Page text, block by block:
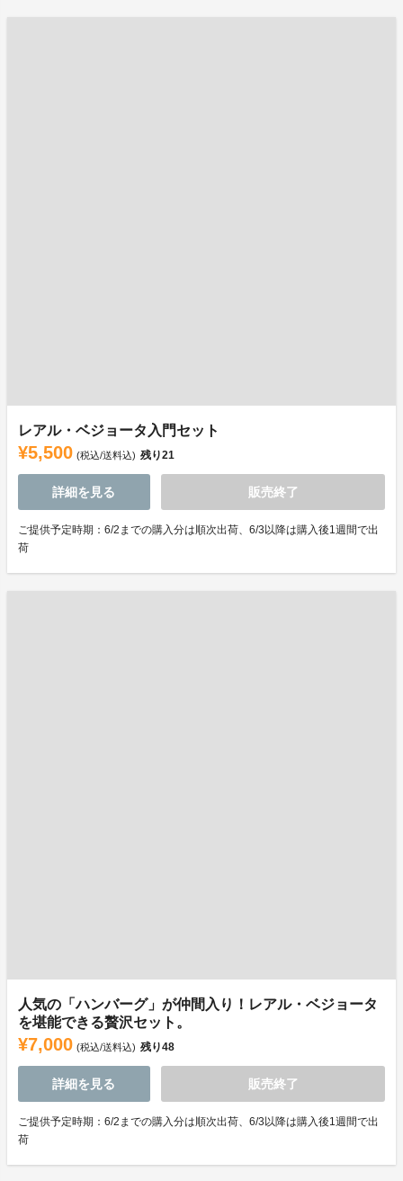
レアル・ベジョータ入門セット
¥5,500 (税込/送料込) 残り21
詳細を見る 販売終了
ご提供予定時期：6/2までの購入分は順次出荷、6/3以降は購入後1週間で出
荷
人気の「ハンバーグ」が仲間入り！レアル・ベジョータ
を堪能できる贅沢セット。
¥7,000 (税込/送料込) 残り48
詳細を見る 販売終了
ご提供予定時期：6/2までの購入分は順次出荷、6/3以降は購入後1週間で出
荷